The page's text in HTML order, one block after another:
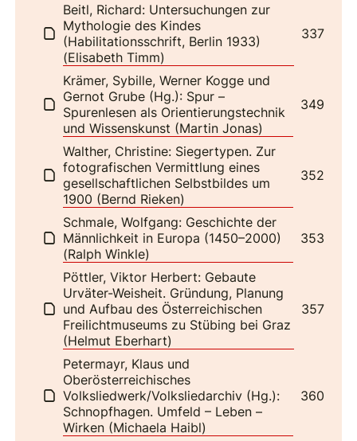
337
Beitl, Richard: Untersuchungen zur
Mythologie des Kindes
(Habilitationsschrift, Berlin 1933)
(Elisabeth Timm)
349
Krämer, Sybille, Werner Kogge und
Gernot Grube (Hg.): Spur –
Spurenlesen als Orientierungstechnik
und Wissenskunst (Martin Jonas)
352
Walther, Christine: Siegertypen. Zur
fotografischen Vermittlung eines
gesellschaftlichen Selbstbildes um
1900 (Bernd Rieken)
353
Schmale, Wolfgang: Geschichte der
Männlichkeit in Europa (1450–2000)
(Ralph Winkle)
357
Pöttler, Viktor Herbert: Gebaute
Urväter-Weisheit. Gründung, Planung
und Aufbau des Österreichischen
Freilichtmuseums zu Stübing bei Graz
(Helmut Eberhart)
360
Petermayr, Klaus und
Oberösterreichisches
Volksliedwerk/Volksliedarchiv (Hg.):
Schnopfhagen. Umfeld – Leben –
Wirken (Michaela Haibl)